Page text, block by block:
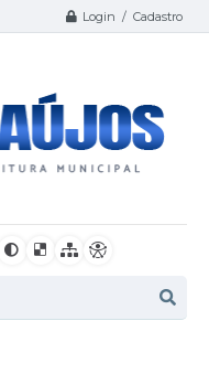
Login / Cadastro